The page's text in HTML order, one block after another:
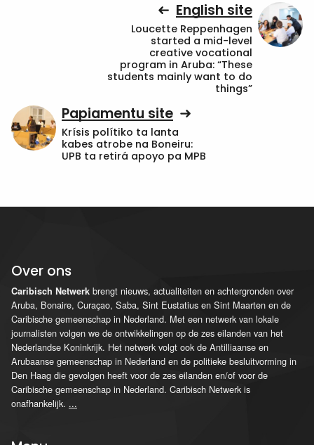
English site
Loucette Reppenhagen
started a mid-level
creative vocational
program in Aruba: “These
students mainly want to do
things”
Papiamentu site
Krísis polítiko ta lanta
kabes atrobe na Boneiru:
UPB ta retirá apoyo pa MPB
Over ons
Caribisch Netwerk brengt nieuws, actualiteiten en achtergronden over
Aruba, Bonaire, Curaçao, Saba, Sint Eustatius en Sint Maarten en de
Caribische gemeenschap in Nederland. Met een netwerk van lokale
journalisten volgen we de ontwikkelingen op de zes eilanden van het
Nederlandse Koninkrijk. Het netwerk volgt ook de Antilliaanse en
Arubaanse gemeenschap in Nederland en de politieke besluitvorming in
Den Haag die gevolgen heeft voor de zes eilanden en/of voor de
Caribische gemeenschap in Nederland. Caribisch Netwerk is
onafhankelijk. ...